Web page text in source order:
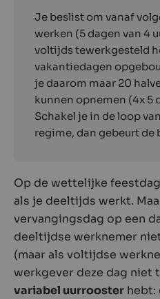
Je beslist om vanaf
werken (5 dagen van 4
voltijds tewerkgesteld
vakantiedagen
je daarom maar 20
kunnen opnemen (4x 5
Schakel je in de loop
regime, dan gebeurt de
Op de wettelijke
als je deeltijds werkt.
vervangingsdag op een
deeltijdse werknemer
(maar als voltijdse
werkgever deze dag niet
variabel uurrooster hebt: